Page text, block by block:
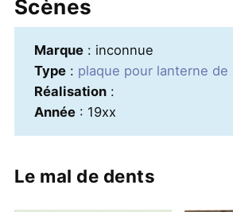
Scènes
Marque: inconnue
Type: plaque pour lanterne de
Réalisation:
Année: 19xx
Le mal de dents